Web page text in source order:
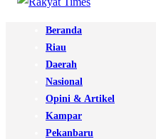
Beranda
Riau
Daerah
Nasional
Opini & Artikel
Kampar
Pekanbaru